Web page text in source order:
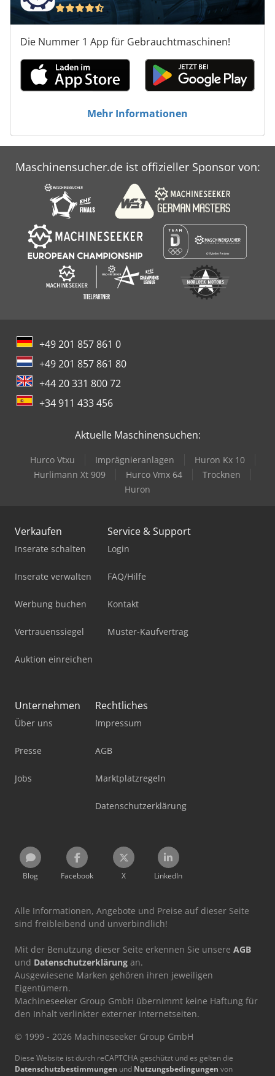
Die Nummer 1 App für Gebrauchtmaschinen!
Mehr Informationen
Maschinensucher.de ist offizieller Sponsor von:
+49 201 857 861 0
+49 201 857 861 80
+44 20 331 800 72
+34 911 433 456
Aktuelle Maschinensuchen:
Hurco Vtxu Imprägnieranlagen
Huron Kx 10
Hurlimann Xt 909
Hurco Vmx 64
Trocknen
Huron
Verkaufen
Inserate schalten
Inserate verwalten
Werbung buchen
Vertrauenssiegel
Auktion einreichen
Service & Support
Login
FAQ/Hilfe
Kontakt
Muster-Kaufvertrag
Unternehmen
Über uns
Presse
Jobs
Rechtliches
Impressum
AGB
Marktplatzregeln
Datenschutzerklärung
Blog Facebook X LinkedIn
Alle Informationen, Angebote und Preise auf dieser Seite
sind freibleibend und unverbindlich!
Mit der Benutzung dieser Seite erkennen Sie unsere AGB
und Datenschutzerklärung an.
Ausgewiesene Marken gehören ihren jeweiligen
Eigentümern.
Machineseeker Group GmbH übernimmt keine Haftung für
den Inhalt verlinkter externer Internetseiten.
© 1999 - 2026 Machineseeker Group GmbH
Diese Website ist durch reCAPTCHA geschützt und es gelten die
Datenschutzbestimmungen und Nutzungsbedingungen von